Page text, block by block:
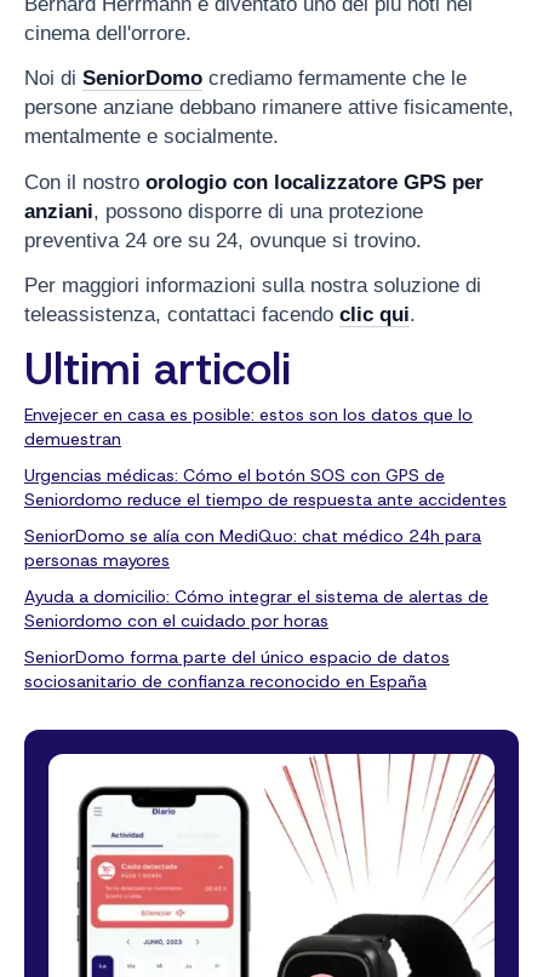
cinema dell'orrore.
Noi di SeniorDomo crediamo fermamente che le
persone anziane debbano rimanere attive fisicamente,
mentalmente e socialmente.
Con il nostro orologio con localizzatore GPS per
anziani, possono disporre di una protezione
preventiva 24 ore su 24, ovunque si trovino.
Per maggiori informazioni sulla nostra soluzione di
teleassistenza, contattaci facendo clic qui.
Ultimi articoli
Envejecer en casa es posible: estos son los datos que lo
demuestran
Urgencias médicas: Cómo el botón SOS con GPS de
Seniordomo reduce el tiempo de respuesta ante accidentes
SeniorDomo se alía con MediQuo: chat médico 24h para
personas mayores
Ayuda a domicilio: Cómo integrar el sistema de alertas de
Seniordomo con el cuidado por horas
SeniorDomo forma parte del único espacio de datos
sociosanitario de confianza reconocido en España